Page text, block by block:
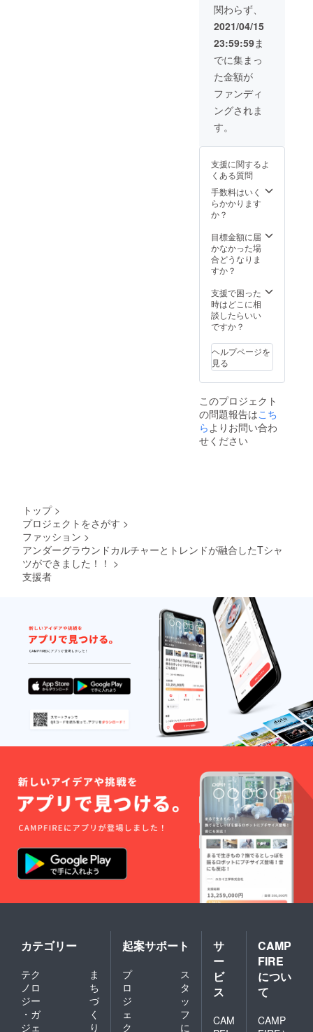
関わらず、
2021/04/15
23:59:59ま
でに集まっ
た金額が
ファンディ
ングされま
す。
支援に関するよ
くある質問
手数料はいく
らかかります
か？
目標金額に届
かなかった場
合どうなりま
すか？
支援で困った
時はどこに相
談したらいい
ですか？
ヘルプページを
見る
このプロジェクト
の問題報告はこち
ら よりお問い合わ
せください
トップ >
プロジェクトをさがす >
ファッション >
アンダーグラウンドカルチャーとトレンドが融合したTシャ
ツができました！！ >
支援者
カテゴリー
テク
ノロ
ジー
・ガ
ジェ
ま
ち
づ
く
り
起案サポート
プ
ロ
ジ
ェ
ク
ス
タ
ッ
フ
に
サ
ー
ビ
ス
CAM
CAMP
FIRE
につい
て
CAMP